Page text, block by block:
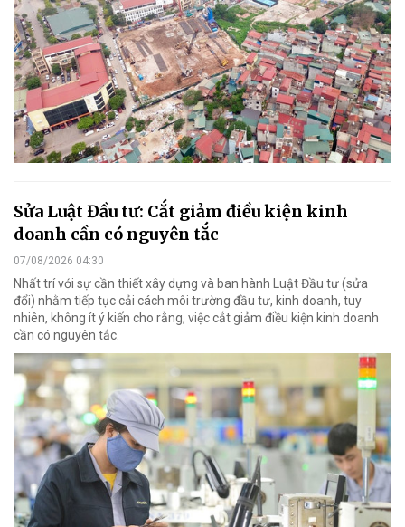
Sửa Luật Đầu tư: Cắt giảm điều kiện kinh
doanh cần có nguyên tắc
07/08/2026 04:30
Nhất trí với sự cần thiết xây dựng và ban hành Luật Đầu tư (sửa
đổi) nhằm tiếp tục cải cách môi trường đầu tư, kinh doanh, tuy
nhiên, không ít ý kiến cho rằng, việc cắt giảm điều kiện kinh doanh
cần có nguyên tắc.